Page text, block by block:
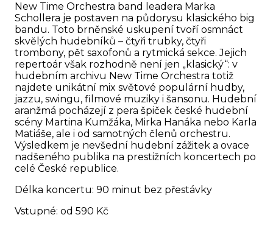
New Time Orchestra band leadera Marka
Schollera je postaven na půdorysu klasického big
bandu. Toto brněnské uskupení tvoří osmnáct
skvělých hudebníků – čtyři trubky, čtyři
trombony, pět saxofonů a rytmická sekce. Jejich
repertoár však rozhodně není jen „klasický“: v
hudebním archivu New Time Orchestra totiž
najdete unikátní mix světové populární hudby,
jazzu, swingu, filmové muziky i šansonu. Hudební
aranžmá pocházejí z pera špiček české hudební
scény Martina Kumžáka, Mirka Hanáka nebo Karla
Matiáše, ale i od samotných členů orchestru.
Výsledkem je nevšední hudební zážitek a ovace
nadšeného publika na prestižních koncertech po
celé České republice.
Délka koncertu: 90 minut bez přestávky
Vstupné: od 590 Kč